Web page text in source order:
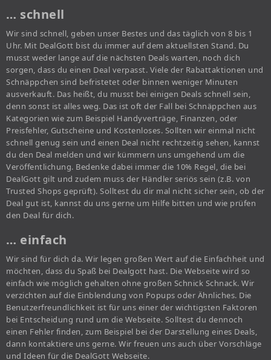
… schnell
Wir sind schnell, geben unser Bestes und das täglich von 8 bis 1
Uhr. Mit DealGott bist du immer auf dem aktuellsten Stand. Du
musst weder lange auf die nächsten Deals warten, noch dich
sorgen, dass du einen Deal verpasst. Viele der Rabattaktionen und
Schnäppchen sind befristetet oder binnen weniger Minuten
ausverkauft. Das heißt, du musst bei einigen Deals schnell sein,
denn sonst ist alles weg. Das ist oft der Fall bei Schnäppchen aus
Kategorien wie zum Beispiel Handyverträge, Finanzen, oder
Preisfehler, Gutscheine und Kostenloses. Sollten wir einmal nicht
schnell genug sein und einen Deal nicht rechtzeitig sehen, kannst
du den Deal melden und wir kümmern uns umgehend um die
Veröffentlichung. Bedenke dabei immer die 10% Regel, die bei
DealGott gilt und zudem muss der Händler seriös sein (z.B. von
Trusted Shops geprüft). Solltest du dir mal nicht sicher sein, ob der
Deal gut ist, kannst du uns gerne um Hilfe bitten und wie prüfen
den Deal für dich.
… einfach
Wir sind für dich da. Wir legen großen Wert auf die Einfachheit und
möchten, dass du Spaß bei Dealgott hast. Die Webseite wird so
einfach wie möglich gehalten ohne großen Schnick Schnack. Wir
verzichten auf die Einblendung von Popups oder Ähnliches. Die
Benutzerfreundlichkeit ist für uns einer der wichtigsten Faktoren
bei Entscheidung rund um die Webseite. Solltest du dennoch
einen Fehler finden, zum Beispiel bei der Darstellung eines Deals,
dann kontaktiere uns gerne. Wir freuen uns auch über Vorschläge
und Ideen für die DealGott Webseite.